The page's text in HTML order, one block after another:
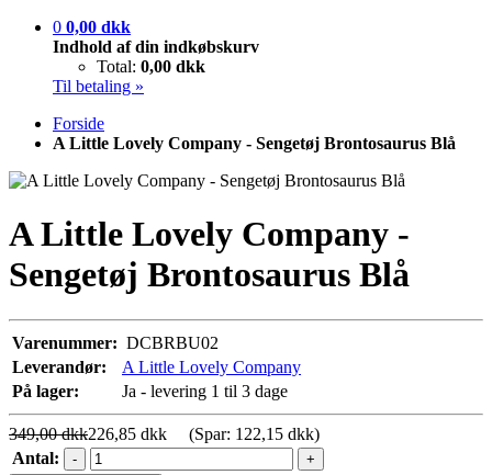
0 0,00 dkk
Indhold af din indkøbskurv
Total: 0,00 dkk
Til betaling »
Forside
A Little Lovely Company - Sengetøj Brontosaurus Blå
A Little Lovely Company -
Sengetøj Brontosaurus Blå
Varenummer: DCBRBU02
Leverandør:
A Little Lovely Company
På lager:
Ja - levering 1 til 3 dage
349,00 dkk226,85 dkk (Spar: 122,15 dkk)
Antal:
-
+